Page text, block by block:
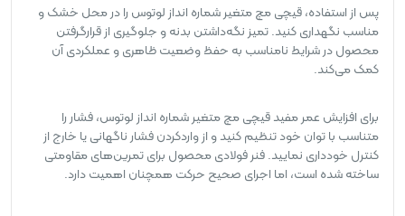
پس از استفاده، قیچی مچ متغیر شماره انداز لوتوس را در محل خشک و
مناسب نگهداری کنید. تمیز نگه‌داشتن بدنه و جلوگیری از قرارگرفتن
محصول در شرایط نامناسب به حفظ وضعیت ظاهری و عملکردی آن
کمک می‌کند.
برای افزایش عمر مفید قیچی مچ متغیر شماره انداز لوتوس، فشار را
متناسب با توان خود تنظیم کنید و از واردکردن فشار ناگهانی یا خارج از
کنترل خودداری نمایید. فنر فولادی محصول برای تمرین‌های مقاومتی
ساخته شده است، اما اجرای صحیح حرکت همچنان اهمیت دارد.